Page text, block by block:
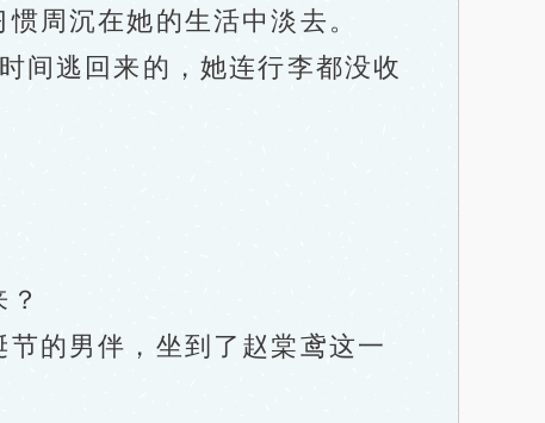
周沉在她的生活中淡去。
逃回来的，她连行李都没收
的男伴，坐到了赵棠鸢这一